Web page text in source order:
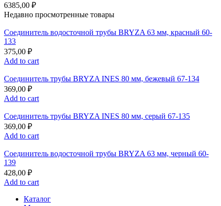
6385,00 ₽
Недавно просмотренные товары
Соединитель водосточной трубы BRYZA 63 мм, краcный 60-
133
375,00 ₽
Add to cart
Соединитель трубы BRYZA INES 80 мм, бежевый 67-134
369,00 ₽
Add to cart
Соединитель трубы BRYZA INES 80 мм, серый 67-135
369,00 ₽
Add to cart
Соединитель водосточной трубы BRYZA 63 мм, черный 60-
139
428,00 ₽
Add to cart
Каталог